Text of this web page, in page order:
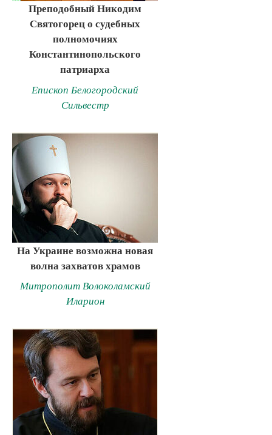
Преподобный Никодим
Святогорец о судебных
полномочиях
Константинопольского
патриарха
Епископ Белогородский
Сильвестр
На Украине возможна новая
волна захватов храмов
Митрополит Волоколамский
Иларион